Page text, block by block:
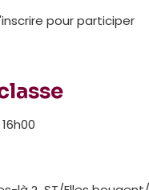
pour participer